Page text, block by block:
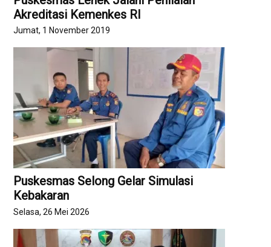
Akreditasi Kemenkes RI
Jumat, 1 November 2019
Puskesmas Selong Gelar Simulasi
Kebakaran
Selasa, 26 Mei 2026